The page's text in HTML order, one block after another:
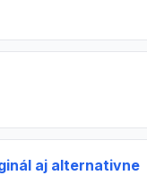
aj alternativne